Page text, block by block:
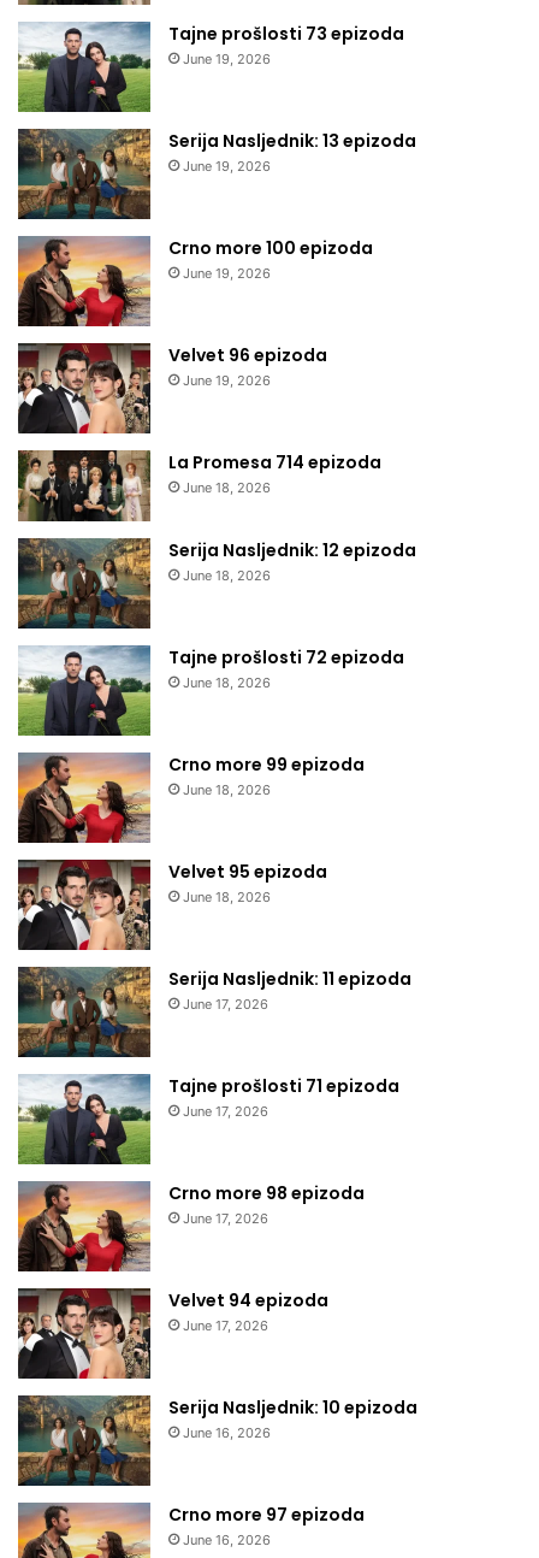
Tajne prošlosti 73 epizoda
June 19, 2026
Serija Nasljednik: 13 epizoda
June 19, 2026
Crno more 100 epizoda
June 19, 2026
Velvet 96 epizoda
June 19, 2026
La Promesa 714 epizoda
June 18, 2026
Serija Nasljednik: 12 epizoda
June 18, 2026
Tajne prošlosti 72 epizoda
June 18, 2026
Crno more 99 epizoda
June 18, 2026
Velvet 95 epizoda
June 18, 2026
Serija Nasljednik: 11 epizoda
June 17, 2026
Tajne prošlosti 71 epizoda
June 17, 2026
Crno more 98 epizoda
June 17, 2026
Velvet 94 epizoda
June 17, 2026
Serija Nasljednik: 10 epizoda
June 16, 2026
Crno more 97 epizoda
June 16, 2026